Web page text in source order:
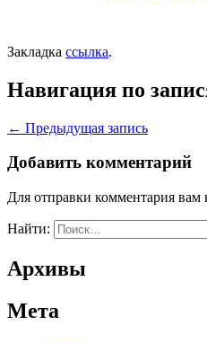
Закладка ссылка.
Навигация по
← Предыдущая запись
Добавить комментарий
Для отправки комментария вам
Найти:
Архивы
Мета